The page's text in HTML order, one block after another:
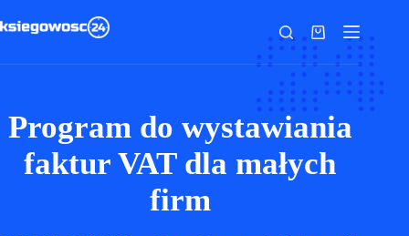
do
Koszyk
Program do wystawiania
faktur VAT dla małych
firm